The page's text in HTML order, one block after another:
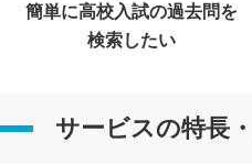
簡単に高校入試の過去問を
検索したい
サービスの特長